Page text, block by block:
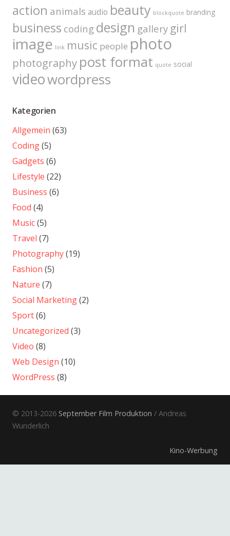
action animals audio beauty blockquote branding
business coding design gallery girl
image link music people photo
photography post format quote social
videowordpress
Kategorien
Allgemein (63)
Coding(5)
Gadgets (6)
Lifestyle (22)
Business (6)
Food (4)
Music(5)
Travel (7)
Photography(19)
Fashion (5)
Nature (7)
Social Marketing(2)
Sport(6)
Uncategorized (3)
Video (8)
Web Design (10)
WordPress (8)
© 2013-2026 September Film Produktion / Andreas
Wunderlich
Kino-Werbung